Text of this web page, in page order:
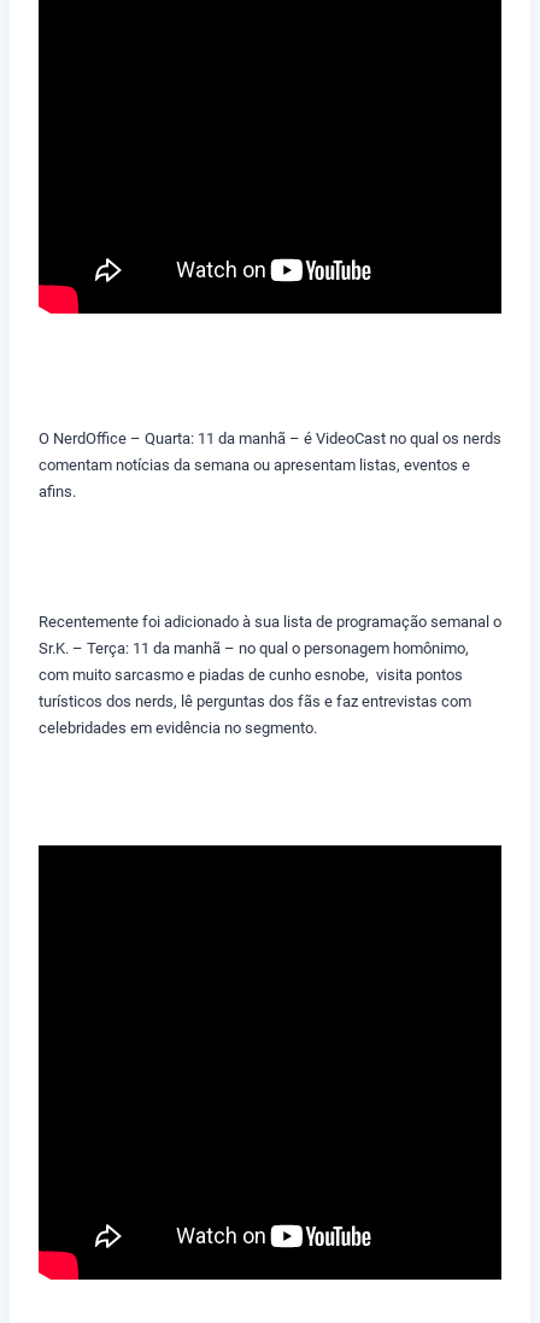
O NerdOffice – Quarta: 11 da manhã – é VideoCast no qual os nerds
comentam notícias da semana ou apresentam listas, eventos e
afins.
Recentemente foi adicionado à sua lista de programação semanal o
Sr.K. – Terça: 11 da manhã – no qual o personagem homônimo,
com muito sarcasmo e piadas de cunho esnobe, visita pontos
turísticos dos nerds, lê perguntas dos fãs e faz entrevistas com
celebridades em evidência no segmento.